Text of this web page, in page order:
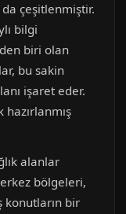
çeşitlenmiştir.
bilgi
biri olan
bu sakin
işaret eder.
alanlar
bölgeleri,
konutların bir